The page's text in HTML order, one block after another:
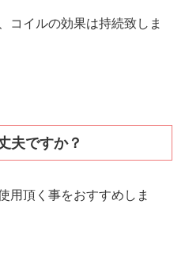
コイルの効果は持続致しま
夫ですか？
用頂く事をおすすめしま